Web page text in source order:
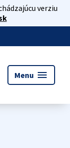
verziu
Menu menu